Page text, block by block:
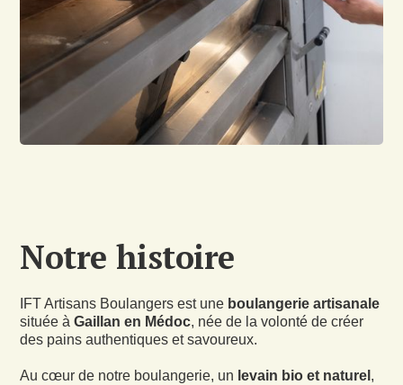
Notre histoire
IFT Artisans Boulangers est une boulangerie artisanale
située àGaillan en Médoc, née de la volonté de créer
des pains authentiques et savoureux.
Au cœur de notre boulangerie, un levain bio et naturel ,